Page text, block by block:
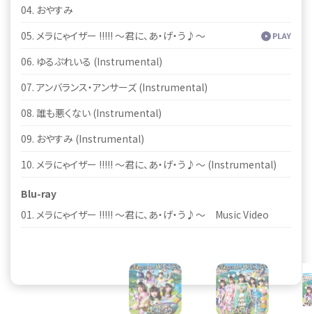
04. おやすみ
05. メラにゃイザー !!!!! ～君に、あ・げ・う♪～
06. ゆるぷれいる (Instrumental)
07. アンバランス・アンサーズ (Instrumental)
08. 誰も悪くない (Instrumental)
09. おやすみ (Instrumental)
10. メラにゃイザー !!!!! ～君に、あ・げ・う♪～ (Instrumental)
Blu-ray
01. メラにゃイザー !!!!! ～君に、あ・げ・う♪～ Music Video
04. おやすみ
05. メラにゃイザー !!!!! ～君に、あ・げ・う♪～
06. ゆるぷれいる (Instrumental)
07. アンバランス・アンサーズ (Instrumental)
08. 誰も悪くない (Instrumental)
09. おやすみ (Instrumental)
10. メラにゃイザー !!!!! ～君に、あ・げ・う♪～ (Instrumental)
[Nanase Hirokawa
[Miri Matsuda Ver.]
AVZ1-39549
READ MORE